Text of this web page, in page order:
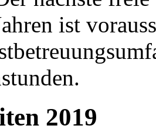
ist
2019